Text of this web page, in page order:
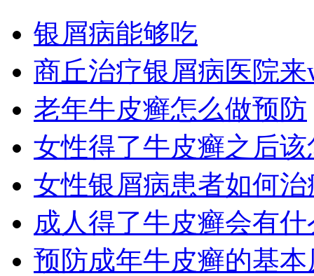
银屑病能够吃
商丘治疗银屑病医院
老年牛皮癣怎么做预防
女性得了牛皮癣之后
女性银屑病患者如何
成人得了牛皮癣会有
预防成年牛皮癣的基